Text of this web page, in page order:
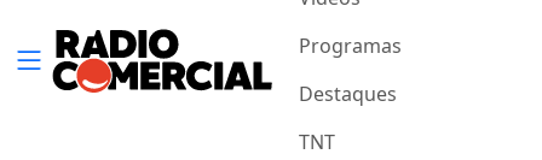
Programas
Destaques
TNT